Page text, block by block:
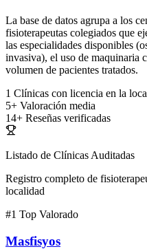
La base de datos agrupa a los
fisioterapeutas colegiados que
las especialidades disponibles
invasiva), el uso de maquinaria
volumen de pacientes tratados.
1 Clínicas con licencia en la
5+ Valoración media
14+ Reseñas verificadas
Listado de Clínicas Auditadas
Registro completo de
localidad
#1 Top Valorado
Masfisyos